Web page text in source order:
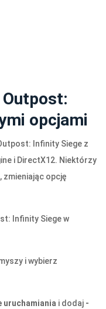
opcjami
Infinity Siege z
i DirectX12. Niektórzy
zmieniając opcję
Infinity Siege w
i wybierz
uruchamiania i dodaj -